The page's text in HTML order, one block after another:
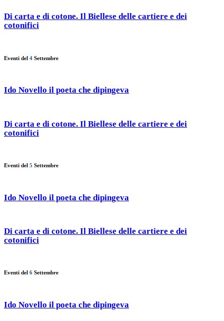
Di carta e di cotone. Il Biellese delle cartiere e dei
cotonifici
Eventi del 4 Settembre
Ido Novello il poeta che dipingeva
Di carta e di cotone. Il Biellese delle cartiere e dei
cotonifici
Eventi del 5 Settembre
Ido Novello il poeta che dipingeva
Di carta e di cotone. Il Biellese delle cartiere e dei
cotonifici
Eventi del 6 Settembre
Ido Novello il poeta che dipingeva